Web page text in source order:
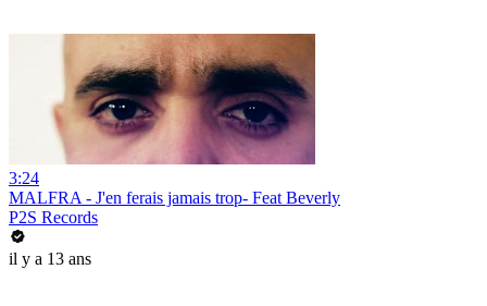
3:24
MALFRA - J'en ferais jamais trop- Feat Beverly
P2S Records
il y a 13 ans